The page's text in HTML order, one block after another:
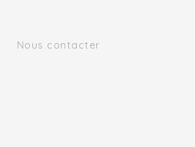
Nous contacter